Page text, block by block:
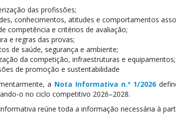
das profissões;
conhecimentos, atitudes e comportamentos
competência e critérios de avaliação;
e regras das provas;
de saúde, segurança e ambiente;
da competição, infraestruturas e equipamentos;
de promoção e sustentabilidade
a Nota Informativa n.º 1/2026
o no ciclo competitivo 2026–2028.
reúne toda a informação necessária à